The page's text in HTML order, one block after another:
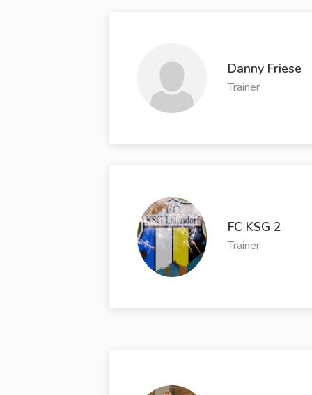
Danny Friese
Trainer
FC KSG 2
Trainer